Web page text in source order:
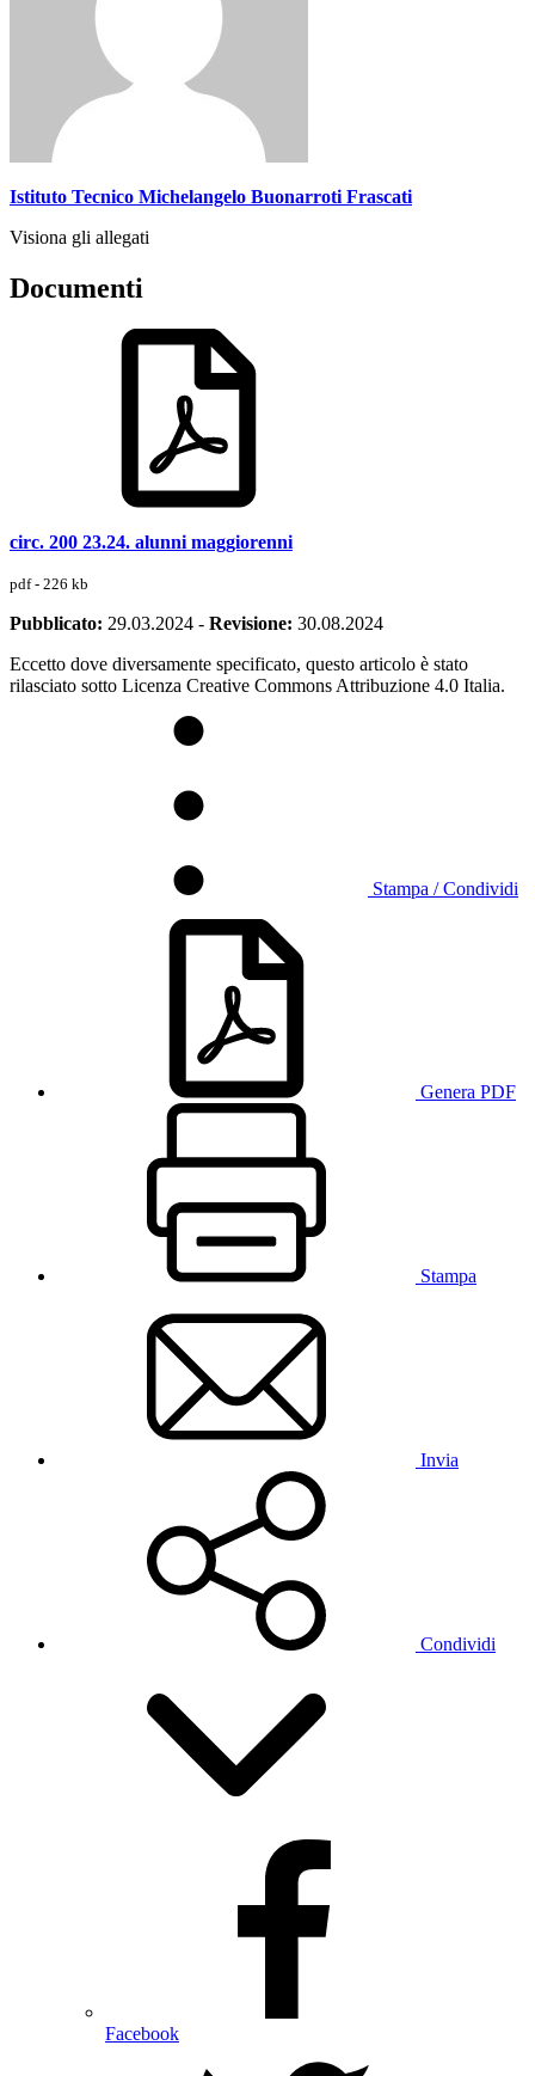
Istituto Tecnico Michelangelo Buonarroti Frascati
Visiona gli allegati
Documenti
circ. 200 23.24. alunni maggiorenni
pdf - 226 kb
Pubblicato: 29.03.2024 - Revisione: 30.08.2024
Eccetto dove diversamente specificato, questo articolo è stato
rilasciato sotto Licenza Creative Commons Attribuzione 4.0 Italia.
Stampa / Condividi
Genera PDF
Stampa
Invia
Condividi
Facebook